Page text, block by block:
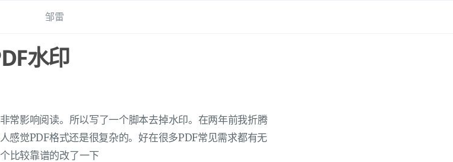
邹雷
水印
常影响阅读。所以写了一个脚本去掉水印。在两年前我折腾
感觉PDF格式还是很复杂的。好在很多PDF常见需求都有无
比较靠谱的改了一下